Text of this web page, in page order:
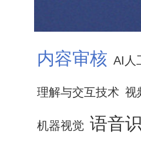
内容审核 AI人
理解与交互技术 视
机器视觉 语音